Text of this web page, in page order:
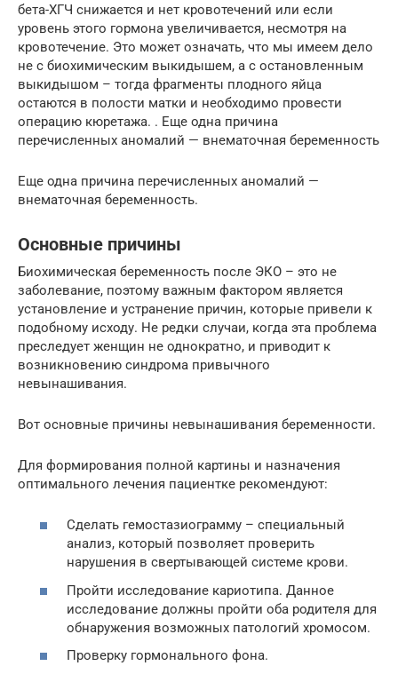
бета-ХГЧ снижается и нет кровотечений или если
уровень этого гормона увеличивается, несмотря на
кровотечение. Это может означать, что мы имеем дело
не с биохимическим выкидышем, а с остановленным
выкидышом – тогда фрагменты плодного яйца
остаются в полости матки и необходимо провести
операцию кюретажа. . Еще одна причина
перечисленных аномалий — внематочная беременность
Еще одна причина перечисленных аномалий —
внематочная беременность.
Основные причины
Биохимическая беременность после ЭКО – это не
заболевание, поэтому важным фактором является
установление и устранение причин, которые привели к
подобному исходу. Не редки случаи, когда эта проблема
преследует женщин не однократно, и приводит к
возникновению синдрома привычного
невынашивания.
Вот основные причины невынашивания беременности.
Для формирования полной картины и назначения
оптимального лечения пациентке рекомендуют:
Сделать гемостазиограмму – специальный
анализ, который позволяет проверить
нарушения в свертывающей системе крови.
Пройти исследование кариотипа. Данное
исследование должны пройти оба родителя для
обнаружения возможных патологий хромосом.
Проверку гормонального фона.